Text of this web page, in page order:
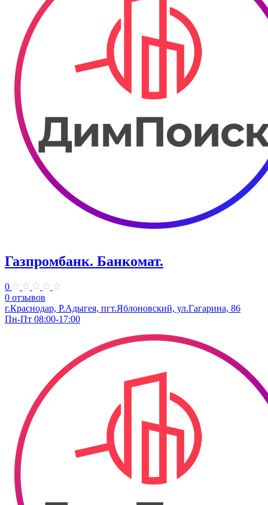
Газпромбанк. Банкомат.
0
0 отзывов
г.Краснодар, Р.Адыгея, пгт.Яблоновский, ул.Гагарина, 86
Пн-Пт 08:00-17:00